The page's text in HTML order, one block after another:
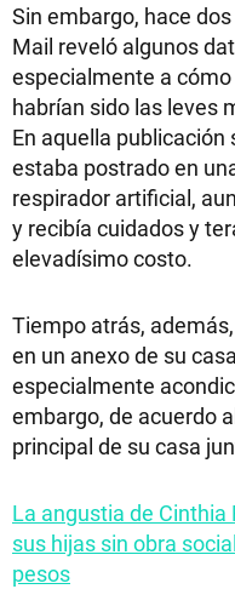
Sin embargo, hace
Mail reveló algunos
especialmente a
habrían sido las leves
En aquella publicación
estaba postrado en
respirador artificial,
y recibía cuidados y
elevadísimo costo.
Tiempo atrás,
en un anexo de su
especialmente
embargo, de acuerdo
principal de su casa
La angustia de Cinthia
sus hijas sin obra
pesos